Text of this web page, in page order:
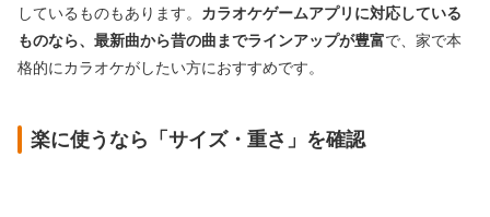
しているものもあります。 カラオケゲームアプリに対応している
ものなら、最新曲から昔の曲までラインアップが豊富で、家で本
格的にカラオケがしたい方におすすめです。
楽に使うなら「サイズ・重さ」を確認